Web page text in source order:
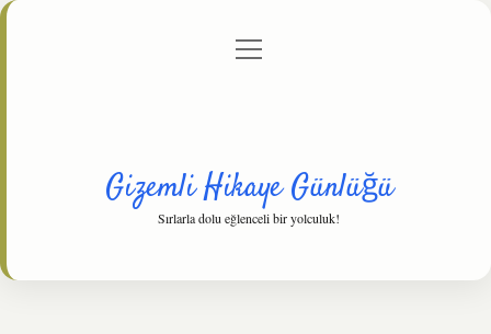
Gizlilik Politikası
menüyü
Gizemli Hikaye Günlüğü
Sırlarla dolu eğlenceli bir yolculuk!